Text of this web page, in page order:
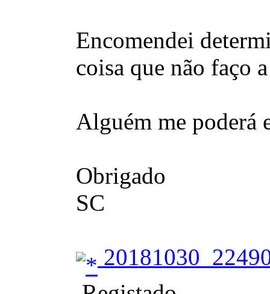
Encomendei
coisa que não faço
Alguém me poderá
Obrigado
SC